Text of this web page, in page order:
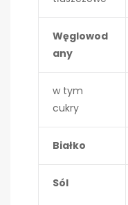
Węglowod
any
w tym
cukry
Białko
Sól